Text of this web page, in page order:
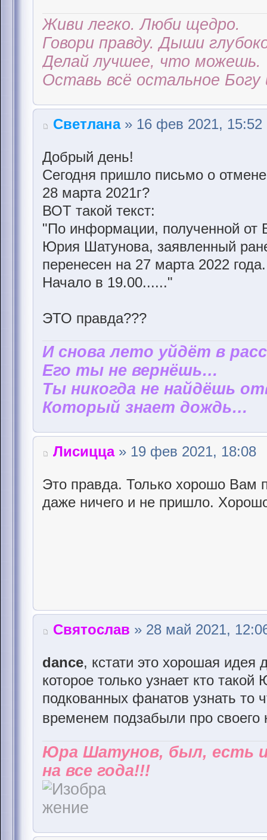
Живи легко. Люби щедро.
Говори правду. Дыши
Делай лучшее, что можешь.
Оставь всё остальное Богу
Светлана» 16 фев 2021, 15:52
Добрый день!
Сегодня пришло письмо о
28 марта 2021г?
ВОТ такой текст:
"По информации, полученной от
Юрия Шатунова, заявленный
перенесен на 27 марта 2022 года.
Начало в 19.00......"
ЭТО правда???
И снова лето уйдёт в
Его ты не вернёшь…
Ты никогда не найдёшь
Который знает дождь…
Лисицца» 19 фев 2021, 18:08
Это правда. Только хорошо Вам
даже ничего и не пришло.
Святослав » 28 май 2021,
dance, кстати это хорошая идея
которое только узнает кто
подкованных фанатов узнать то
временем подзабыли про
Юра Шатунов, был, есть
на все года!!!